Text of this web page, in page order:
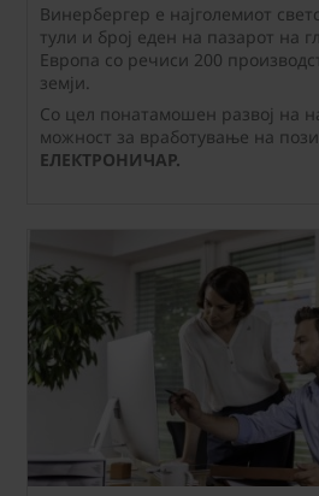
Винербергер е најголемиот
тули и број еден на пазарот на
Европа со речиси 200
земји.
Со цел понатамошен развој на
можност за вработување на
ЕЛЕКТРОНИЧАР.